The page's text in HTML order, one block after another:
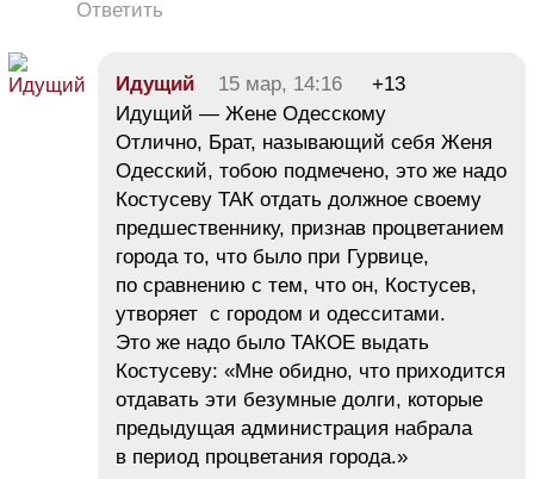
Ответить
Идущий 15 мар, 14:16
+13
Идущий — Жене Одесскому
Отлично, Брат, называющий себя Женя
Одесский, тобою подмечено, это же надо
Костусеву ТАК отдать должное своему
предшественнику, признав процветанием
города то, что было при Гурвице,
по сравнению с тем, что он, Костусев,
утворяет с городом и одесситами.
Это же надо было ТАКОЕ выдать
Костусеву: «Мне обидно, что приходится
отдавать эти безумные долги, которые
предыдущая администрация набрала
в период процветания города.»